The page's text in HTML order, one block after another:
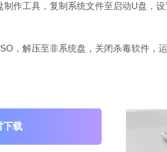
工具，复制系统文件至启动U盘，设
解压至非系统盘，关闭杀毒软件，运
下载